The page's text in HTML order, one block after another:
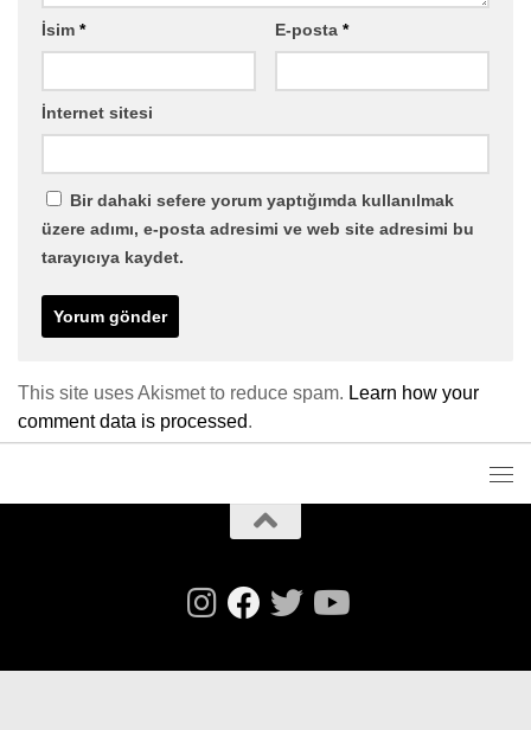
İsim * E-posta *
İnternet sitesi
Bir dahaki sefere yorum yaptığımda kullanılmak
üzere adımı, e-posta adresimi ve web site adresimi bu
tarayıcıya kaydet.
This site uses Akismet to reduce spam. Learn how your
comment data is processed.